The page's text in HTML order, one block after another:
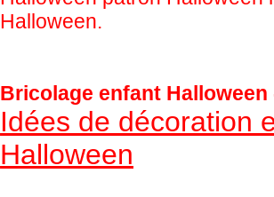
Halloween.
Bricolage enfant
Idées de décoration
Halloween